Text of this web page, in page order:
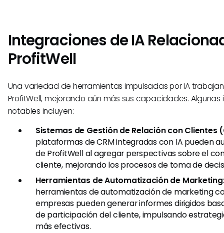
Integraciones de IA
ProfitWell
Una variedad de herramientas impulsadas por IA
ProfitWell, mejorando aún más sus capacidades.
notables incluyen:
Sistemas de Gestión de Relación con Clientes
plataformas de CRM integradas con IA pueden
de ProfitWell al agregar perspectivas sobre el
cliente, mejorando los procesos de toma de
Herramientas de Automatización de Marketing
herramientas de automatización de marketing
empresas pueden generar informes dirigidos
de participación del cliente, impulsando
más efectivas.